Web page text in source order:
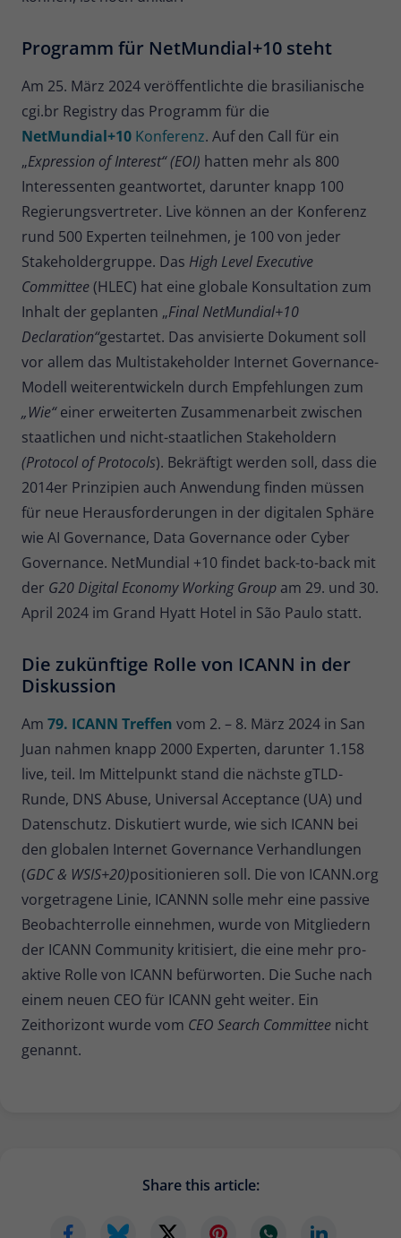
Programm für NetMundial+10 steht
Am 25. März 2024 veröffentlichte die brasilianische
cgi.br Registry das Programm für die
NetMundial+10 Konferenz. Auf den Call für ein
„Expression of Interest“ (EOI) hatten mehr als 800
Interessenten geantwortet, darunter knapp 100
Regierungsvertreter. Live können an der Konferenz
rund 500 Experten teilnehmen, je 100 von jeder
Stakeholdergruppe. Das High Level Executive
Committee(HLEC) hat eine globale Konsultation zum
Inhalt der geplanten „Final NetMundial+10
Declaration“gestartet. Das anvisierte Dokument soll
vor allem das Multistakeholder Internet Governance-
Modell weiterentwickeln durch Empfehlungen zum
„Wie“einer erweiterten Zusammenarbeit zwischen
staatlichen und nicht-staatlichen Stakeholdern
(Protocol of Protocols). Bekräftigt werden soll, dass die
2014er Prinzipien auch Anwendung finden müssen
für neue Herausforderungen in der digitalen Sphäre
wie AI Governance, Data Governance oder Cyber
Governance. NetMundial +10 findet back-to-back mit
der G20 Digital Economy Working Group am 29. und 30.
April 2024 im Grand Hyatt Hotel in São Paulo statt.
Die zukünftige Rolle von ICANN in der
Diskussion
Am 79. ICANN Treffen vom 2. – 8. März 2024 in San
Juan nahmen knapp 2000 Experten, darunter 1.158
live, teil. Im Mittelpunkt stand die nächste gTLD-
Runde, DNS Abuse, Universal Acceptance (UA) und
Datenschutz. Diskutiert wurde, wie sich ICANN bei
den globalen Internet Governance Verhandlungen
(GDC & WSIS+20)positionieren soll. Die von ICANN.org
vorgetragene Linie, ICANNN solle mehr eine passive
Beobachterrolle einnehmen, wurde von Mitgliedern
der ICANN Community kritisiert, die eine mehr pro-
aktive Rolle von ICANN befürworten. Die Suche nach
einem neuen CEO für ICANN geht weiter. Ein
Zeithorizont wurde vom CEO Search Committee nicht
genannt.
Share this article: